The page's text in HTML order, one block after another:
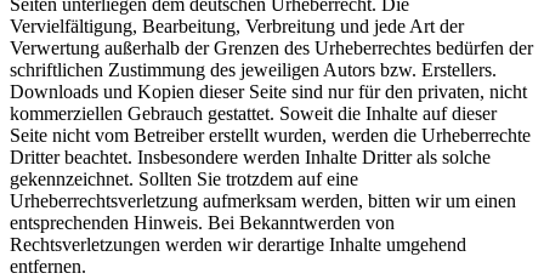
Seiten unterliegen dem deutschen Urheberrecht. Die
Vervielfältigung, Bearbeitung, Verbreitung und jede Art der
Verwertung außerhalb der Grenzen des Urheberrechtes bedürfen der
schriftlichen Zustimmung des jeweiligen Autors bzw. Erstellers.
Downloads und Kopien dieser Seite sind nur für den privaten, nicht
kommerziellen Gebrauch gestattet. Soweit die Inhalte auf dieser
Seite nicht vom Betreiber erstellt wurden, werden die Urheberrechte
Dritter beachtet. Insbesondere werden Inhalte Dritter als solche
gekennzeichnet. Sollten Sie trotzdem auf eine
Urheberrechtsverletzung aufmerksam werden, bitten wir um einen
entsprechenden Hinweis. Bei Bekanntwerden von
Rechtsverletzungen werden wir derartige Inhalte umgehend
entfernen.